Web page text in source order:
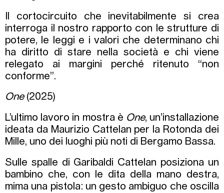
Il cortocircuito che inevitabilmente si crea
interroga il nostro rapporto con le strutture di
potere, le leggi e i valori che determinano chi
ha diritto di stare nella società e chi viene
relegato ai margini perché ritenuto “non
conforme”.
One(2025)
L’ultimo lavoro in mostra è One, un’installazione
ideata da Maurizio Cattelan per la Rotonda dei
Mille, uno dei luoghi più noti di Bergamo Bassa.
Sulle spalle di Garibaldi Cattelan posiziona un
bambino che, con le dita della mano destra,
mima una pistola: un gesto ambiguo che oscilla